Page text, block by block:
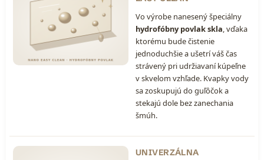
Vo výrobe nanesený špeciálny
hydrofóbny povlak skla, vďaka
ktorému bude čistenie
jednoduchšie a ušetrí váš čas
strávený pri udržiavaní kúpeľne
v skvelom vzhľade. Kvapky vody
sa zoskupujú do guľôčok a
stekajú dole bez zanechania
šmúh.
UNIVERZÁLNA